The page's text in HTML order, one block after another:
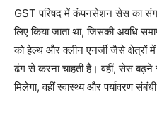
GST परिषद में कंपनसेशन सेस का
लिए किया जाता था, जिसकी अवधि
को हेल्थ और क्लीन एनर्जी जैसे क्षेत्रों में
ढंग से करना चाहती है। वहीं, सेस बढ़ने
मिलेगा, वहीं स्वास्थ्य और पर्यावरण